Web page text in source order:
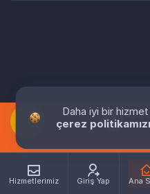
Hizmetlerimiz Giriş Yap Ana
Daha iyi bir
çerez politikamızı